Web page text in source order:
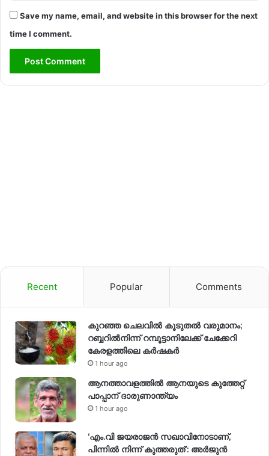
Save my name, email, and website in this browser for the next
time I comment.
Recent Popular Comments
കുറഞ്ഞ ചെലവിൽ കൂടുതൽ വരുമാനം;
റബ്ബറിൽനിന്ന് റമ്പൂട്ടാനിലേക്ക് ചേക്കേറി
കേരളത്തിലെ കർഷകർ
1 hour ago
ആനത്താവളത്തിൽ ആനയുടെ കുത്തേറ്റ്
പാപ്പാന് ദാരുണാന്ത്യം
1 hour ago
‘എം.വി ജയരാജന്‍ സഖാവിനോടാണ്,
പിന്നില്‍ നിന്ന് കുത്തരുത്’: അര്‍ജുന്‍